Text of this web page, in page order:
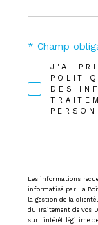
J'AI
DES
* Champ
Les informations
informatisé par La
la gestion de la
du Traitement de vos
sur l'intérêt légitime